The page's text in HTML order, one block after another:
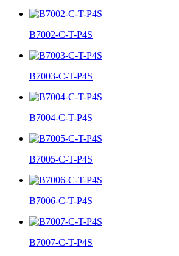
B7002-C-T-P4S
B7003-C-T-P4S
B7004-C-T-P4S
B7005-C-T-P4S
B7006-C-T-P4S
B7007-C-T-P4S